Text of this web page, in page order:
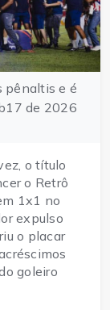
pênaltis e é
de 2026
o título
o Retrô
1x1 no
expulso
o placar
goleiro